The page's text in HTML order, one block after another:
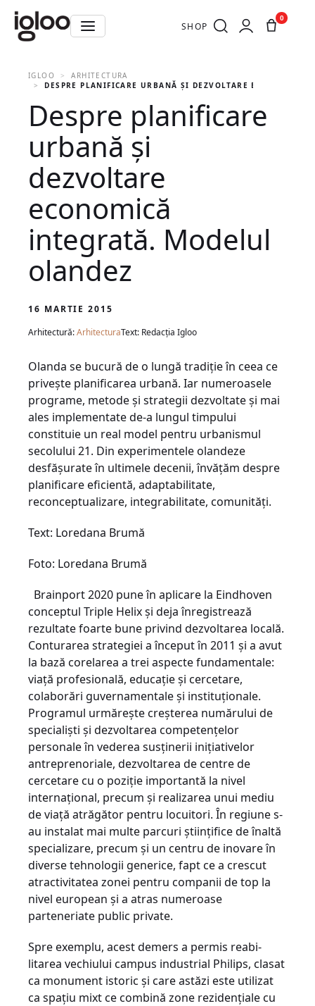
SHOP
0
IGLOO
ARHITECTURA
DESPRE PLANIFICARE URBANĂ ŞI DEZVOLTARE ECONOMICĂ
Despre planificare
urbană şi
dezvoltare
economică
integrată. Modelul
olandez
16 MARTIE 2015
Arhitectură:ArhitecturaText: Redacția Igloo
Olanda se bucură de o lungă tradiție în ceea ce
priveşte planificarea urbană. Iar numeroasele
programe, metode şi strategii dezvoltate şi mai
ales implementate de-a lungul timpului
constituie un real model pentru urbanismul
secolului 21. Din experimentele olandeze
desfăşurate în ultimele decenii, învăţăm despre
planificare eficientă, adaptabilitate,
reconceptualizare, integrabilitate, comunităţi.
Text: Loredana Brumă
Foto: Loredana Brumă
Brainport 2020 pune în aplicare la Eindhoven
conceptul Triple Helix şi deja înregistrează
rezultate foarte bune privind dezvoltarea locală.
Conturarea strategiei a început în 2011 şi a avut
la bază corelarea a trei aspecte fundamentale:
viaţă profesională, educaţie şi cercetare,
colaborări guvernamentale şi instituţionale.
Programul urmăreşte creşterea numărului de
specialişti şi dezvoltarea competenţelor
personale în vederea susţinerii iniţiativelor
antreprenoriale, dezvoltarea de centre de
cercetare cu o poziţie importantă la nivel
internaţional, precum şi realizarea unui mediu
de viaţă atrăgător pentru locuitori. În regiune s-
au instalat mai multe parcuri ştiinţifice de înaltă
specializare, precum şi un centru de inovare în
diverse tehnologii generice, fapt ce a crescut
atractivitatea zonei pentru companii de top la
nivel european şi a atras numeroase
parteneriate public private.
Spre exemplu, acest demers a permis reabi­
litarea vechiului campus industrial Philips, clasat
ca monument istoric şi care astăzi este utilizat
ca spaţiu mixt ce combină zone rezidenţiale cu